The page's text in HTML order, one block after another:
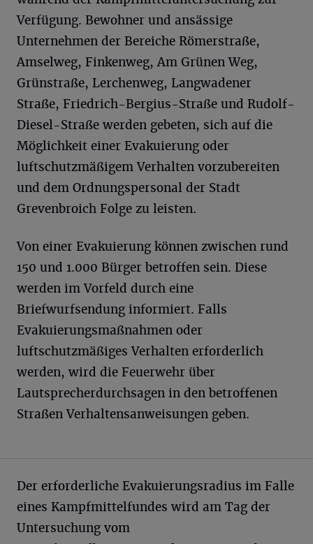
Verfügung. Bewohner und ansässige
Unternehmen der Bereiche Römerstraße,
Amselweg, Finkenweg, Am Grünen Weg,
Grünstraße, Lerchenweg, Langwadener
Straße, Friedrich-Bergius-Straße und Rudolf-
Diesel-Straße werden gebeten, sich auf die
Möglichkeit einer Evakuierung oder
luftschutzmäßigem Verhalten vorzubereiten
und dem Ordnungspersonal der Stadt
Grevenbroich Folge zu leisten.
Von einer Evakuierung können zwischen rund
150 und 1.000 Bürger betroffen sein. Diese
werden im Vorfeld durch eine
Briefwurfsendung informiert. Falls
Evakuierungsmaßnahmen oder
luftschutzmäßiges Verhalten erforderlich
werden, wird die Feuerwehr über
Lautsprecherdurchsagen in den betroffenen
Straßen Verhaltensanweisungen geben.
Der erforderliche Evakuierungsradius im Falle
eines Kampfmittelfundes wird am Tag der
Untersuchung vom